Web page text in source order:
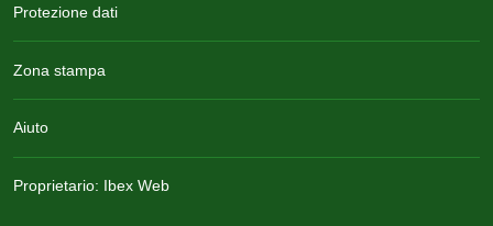
Protezione dati
Zona stampa
Aiuto
Proprietario: Ibex Web